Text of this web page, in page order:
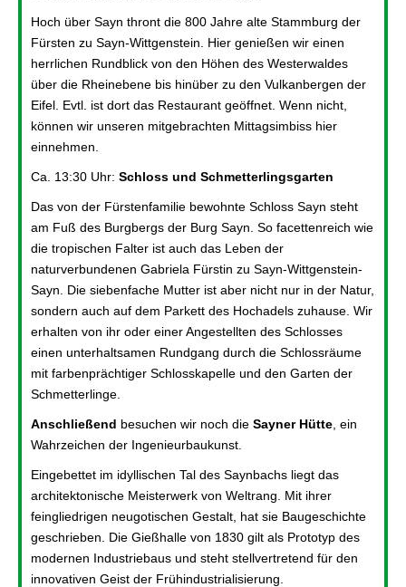
Hoch über Sayn thront die 800 Jahre alte Stammburg der
Fürsten zu Sayn-Wittgenstein. Hier genießen wir einen
herrlichen Rundblick von den Höhen des Westerwaldes
über die Rheinebene bis hinüber zu den Vulkanbergen der
Eifel. Evtl. ist dort das Restaurant geöffnet. Wenn nicht,
können wir unseren mitgebrachten Mittagsimbiss hier
einnehmen.
Ca. 13:30 Uhr: Schloss und Schmetterlingsgarten
Das von der Fürstenfamilie bewohnte Schloss Sayn steht
am Fuß des Burgbergs der Burg Sayn. So facettenreich wie
die tropischen Falter ist auch das Leben der
naturverbundenen Gabriela Fürstin zu Sayn-Wittgenstein-
Sayn. Die siebenfache Mutter ist aber nicht nur in der Natur,
sondern auch auf dem Parkett des Hochadels zuhause. Wir
erhalten von ihr oder einer Angestellten des Schlosses
einen unterhaltsamen Rundgang durch die Schlossräume
mit farbenprächtiger Schlosskapelle und den Garten der
Schmetterlinge.
Anschließend besuchen wir noch die Sayner Hütte , ein
Wahrzeichen der Ingenieurbaukunst.
Eingebettet im idyllischen Tal des Saynbachs liegt das
architektonische Meisterwerk von Weltrang. Mit ihrer
feingliedrigen neugotischen Gestalt, hat sie Baugeschichte
geschrieben. Die Gießhalle von 1830 gilt als Prototyp des
modernen Industriebaus und steht stellvertretend für den
innovativen Geist der Frühindustrialisierung.